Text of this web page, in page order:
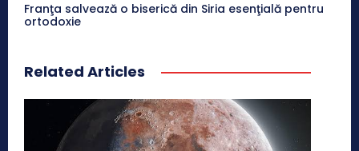
Franţa salvează o biserică din Siria esenţială pentru
ortodoxie
Related Articles